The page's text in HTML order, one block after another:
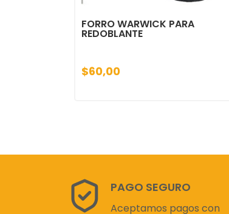
FORRO WARWICK PARA
REDOBLANTE
$60,00
PAGO SEGURO
Aceptamos pagos con